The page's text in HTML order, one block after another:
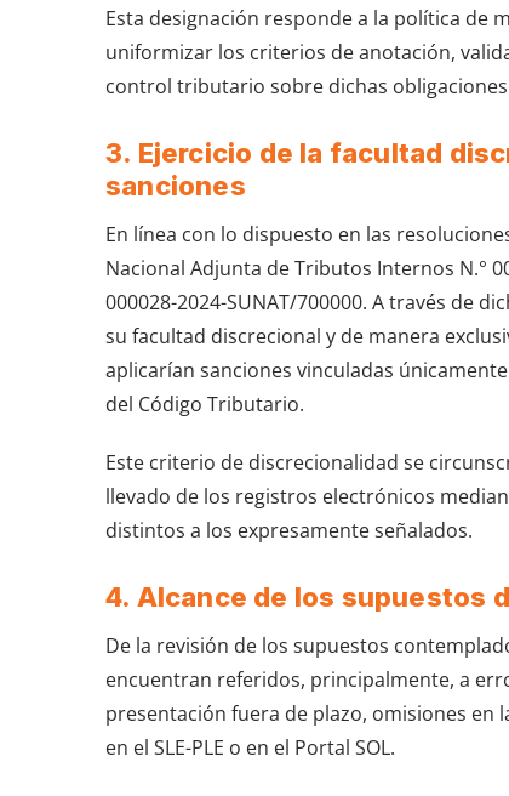
Esta designación responde a la política de
uniformizar los criterios de anotación,
control tributario sobre dichas
3. Ejercicio de la facultad
sanciones
En línea con lo dispuesto en las
Nacional Adjunta de Tributos Internos N.°
000028-2024-SUNAT/700000. A través de
su facultad discrecional y de manera
aplicarían sanciones vinculadas
del Código Tributario.
Este criterio de discrecionalidad se
llevado de los registros electrónicos
distintos a los expresamente señalados.
4. Alcance de los supuestos
De la revisión de los supuestos
encuentran referidos, principalmente, a
presentación fuera de plazo, omisiones en
en el SLE-PLE o en el Portal SOL.